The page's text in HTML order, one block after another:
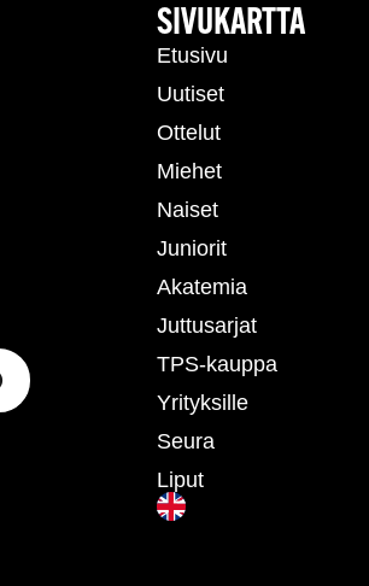
SIVUKARTTA
Etusivu
Uutiset
Ottelut
Miehet
Naiset
Juniorit
Akatemia
Juttusarjat
TPS-kauppa
Yrityksille
Seura
Liput